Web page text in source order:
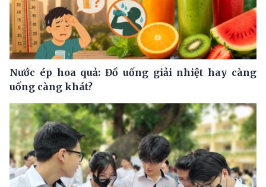
Nước ép hoa quả: Đồ uống giải nhiệt hay càng
uống càng khát?